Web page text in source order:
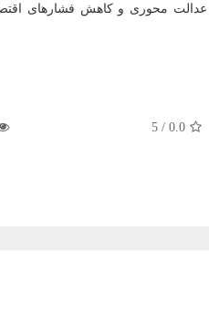
عدالت محوری و کاهش فشارهای
0.0
/
5